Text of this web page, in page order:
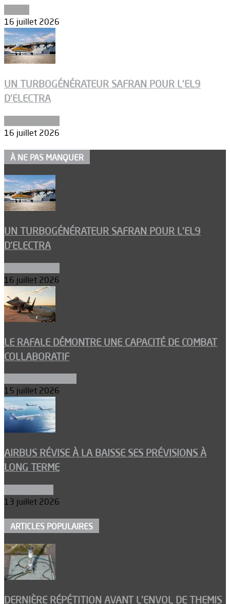
16 juillet 2026
UN TURBOGÉNÉRATEUR SAFRAN POUR L’EL9
D’ELECTRA
16 juillet 2026
À NE PAS MANQUER
UN TURBOGÉNÉRATEUR SAFRAN POUR L’EL9
D’ELECTRA
16 juillet 2026
LE RAFALE DÉMONTRE UNE CAPACITÉ DE COMBAT
COLLABORATIF
15 juillet 2026
AIRBUS RÉVISE À LA BAISSE SES PRÉVISIONS À
LONG TERME
13 juillet 2026
ARTICLES POPULAIRES
DERNIÈRE RÉPÉTITION AVANT L’ENVOL DE THEMIS